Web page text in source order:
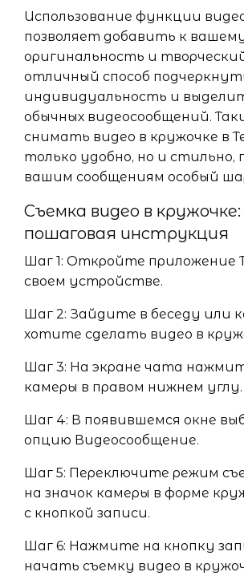
Использование функции
позволяет добавить к
оригинальность и
отличный способ
индивидуальность и
обычных видеосообщений.
снимать видео в кружочке в
только удобно, но и стильно,
вашим сообщениям особый
Съемка видео в кружочке:
пошаговая инструкция
Шаг 1: Откройте приложение
своем устройстве.
Шаг 2: Зайдите в беседу или
хотите сделать видео в
Шаг 3: На экране чата
камеры в правом нижнем углу.
Шаг 4: В появившемся окне
опцию Видеосообщение.
Шаг 5: Переключите режим
на значок камеры в форме
с кнопкой записи.
Шаг 6: Нажмите на кнопку
начать съемку видео в